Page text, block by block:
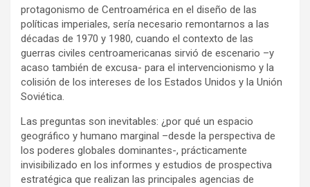
protagonismo de Centroamérica en el diseño de las
políticas imperiales, sería necesario remontarnos a las
décadas de 1970 y 1980, cuando el contexto de las
guerras civiles centroamericanas sirvió de escenario –y
acaso también de excusa- para el intervencionismo y la
colisión de los intereses de los Estados Unidos y la Unión
Soviética.
Las preguntas son inevitables: ¿por qué un espacio
geográfico y humano marginal –desde la perspectiva de
los poderes globales dominantes-, prácticamente
invisibilizado en los informes y estudios de prospectiva
estratégica que realizan las principales agencias de